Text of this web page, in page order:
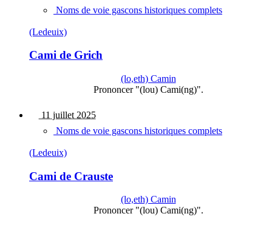
Noms de voie gascons historiques complets
(Ledeuix)
Cami de Grich
(lo,eth) Camin
Prononcer "(lou) Cami(ng)".
11 juillet 2025
Noms de voie gascons historiques complets
(Ledeuix)
Cami de Crauste
(lo,eth) Camin
Prononcer "(lou) Cami(ng)".